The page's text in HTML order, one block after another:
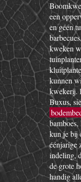
een
en géén
kweken
kunnen
kwekerij.
Buxus,
kun je bij
éénjarige
indeling,
de grote
handig